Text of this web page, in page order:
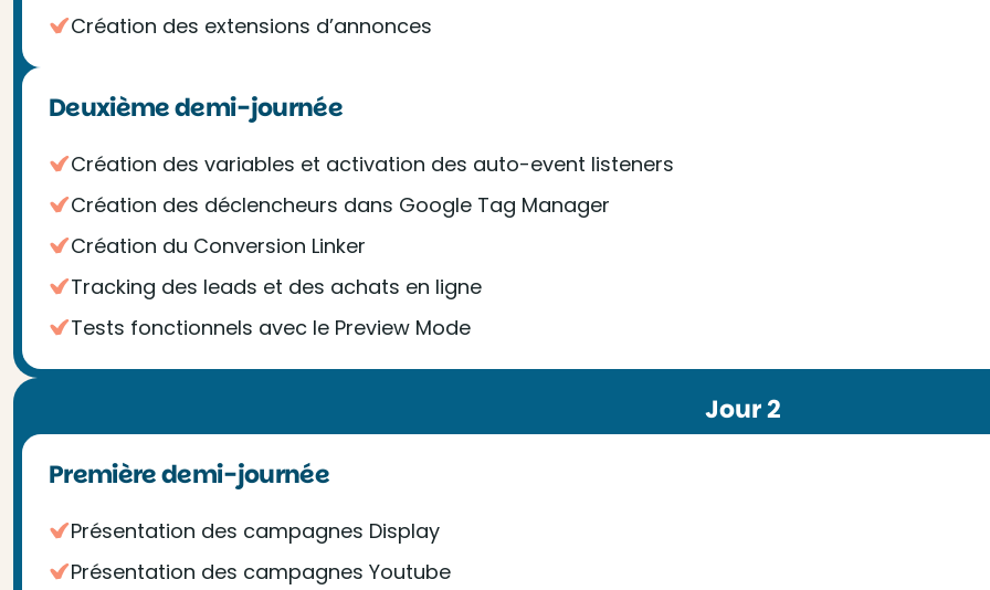
Création des extensions d’annonces
Deuxième demi-journée
Création des variables et activation des auto-event listeners
Création des déclencheurs dans Google Tag Manager
Création du Conversion Linker
Tracking des leads et des achats en ligne
Tests fonctionnels avec le Preview Mode
Jour 2
Première demi-journée
Présentation des campagnes Display
Présentation des campagnes Youtube